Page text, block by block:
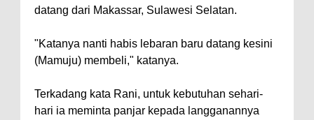
datang dari Makassar, Sulawesi Selatan.
"Katanya nanti habis lebaran baru datang kesini
(Mamuju) membeli," katanya.
Terkadang kata Rani, untuk kebutuhan sehari-
hari ia meminta panjar kepada langganannya